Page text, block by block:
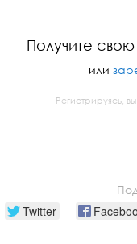
Получите
или
Регистрируясь,
Twitter